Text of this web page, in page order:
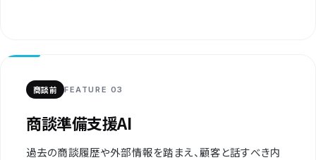
商談前 FEATURE 03
商談準備支援AI
過去の商談履歴や外部情報を踏まえ、顧客と話すべき内